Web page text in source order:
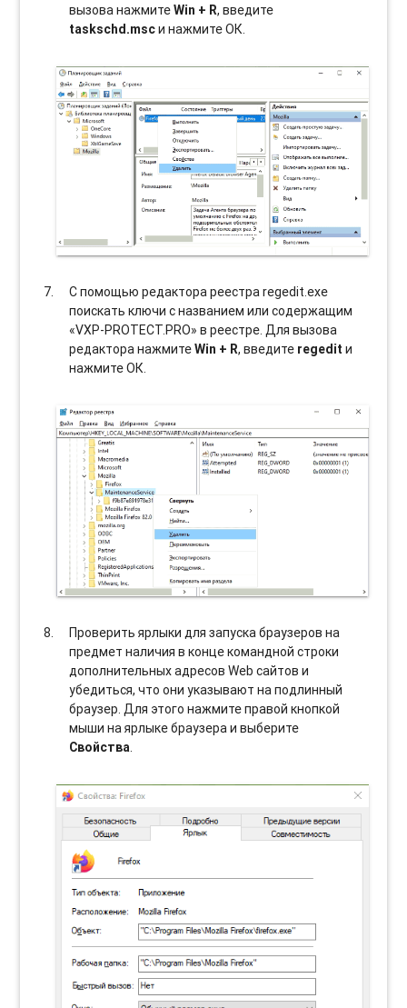
вызова нажмитеWin + R, введите
taskschd.mscи нажмите ОК.
С помощью редактора реестра regedit.exe
поискать ключи с названием или содержащим
«VXP-PROTECT.PRO» в реестре. Для вызова
редактора нажмитеWin + R, введите regedit и
нажмите ОК.
Проверить ярлыки для запуска браузеров на
предмет наличия в конце командной строки
дополнительных адресов Web сайтов и
убедиться, что они указывают на подлинный
браузер. Для этого нажмите правой кнопкой
мыши на ярлыке браузера и выберите
Свойства.